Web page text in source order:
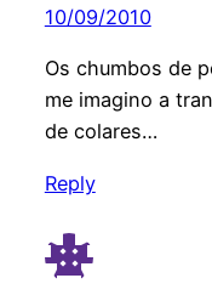
10/09/2010
Os chumbos de
me imagino a
de colares…
Reply